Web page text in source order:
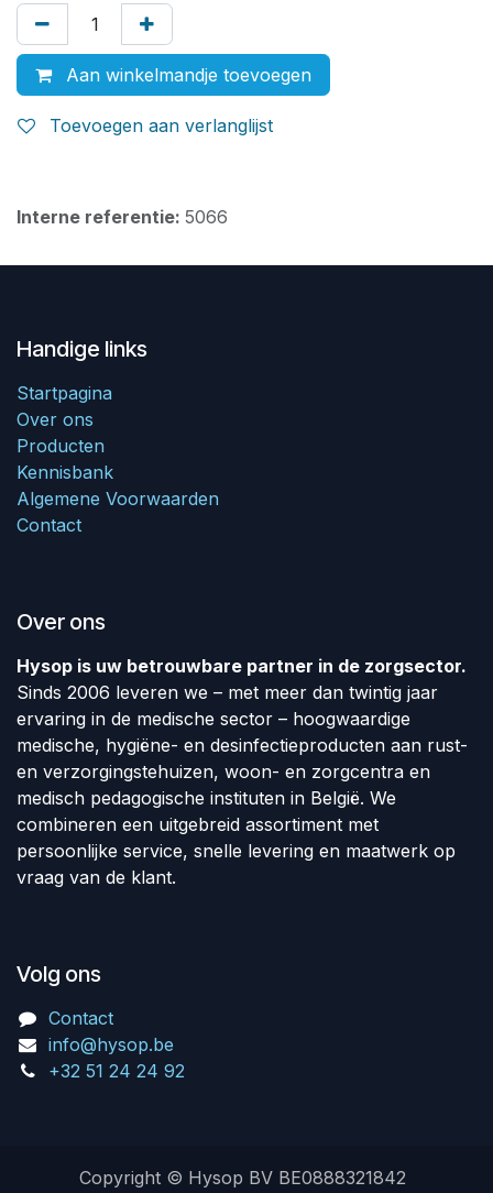
Aan winkelmandje toevoegen
Toevoegen aan verlanglijst
Interne referentie: 5066
Handige links
Startpagina
Over ons
Producten
Kennisbank
Algemene Voorwaarden
Contact
Over ons
Hysop is uw betrouwbare partner in de zorgsector.
Sinds 2006 leveren we – met meer dan twintig jaar
ervaring in de medische sector – hoogwaardige
medische, hygiëne- en desinfectieproducten aan rust-
en verzorgingstehuizen, woon- en zorgcentra en
medisch pedagogische instituten in België. We
combineren een uitgebreid assortiment met
persoonlijke service, snelle levering en maatwerk op
vraag van de klant.
Volg ons
Contact
info@hysop.be
+32 51 24 24 92
Copyright © Hysop BV BE0888321842